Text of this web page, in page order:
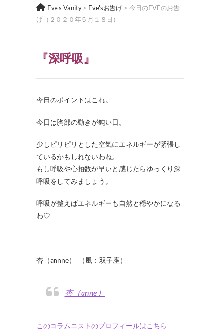
Eve's Vanity > Eve'sお告げ > 今日のEVEのお告
げ（２０２０年５月１８日）
『深呼吸』
今日のポイントはこれ。
今日は胸部の動きが鈍い日。
少しピリピリとした空気にエネルギーが緊張し
ているかもしれないわね。
もし呼吸や心拍数が早いと感じたらゆっくり深
呼吸をしてみましょう。
呼吸が整えばエネルギーも自然と穏やかになる
わ♡
杏（annne） （風：双子座）
杏（anne）
このコラムニストのプロフィールはこちら